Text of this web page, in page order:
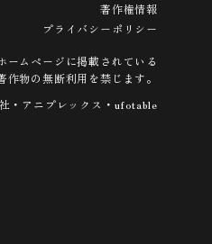
著作権情報
プライバシーポリシー
ームページに掲載されている
作物の無断利用を禁じます。
・アニプレックス・ufotable